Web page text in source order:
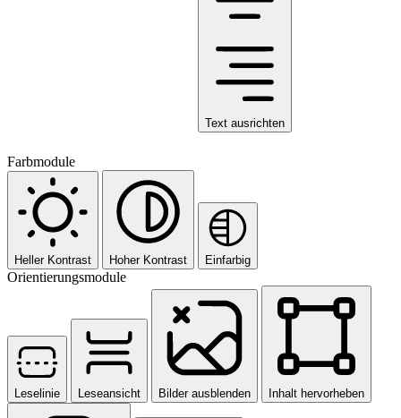
Text ausrichten
Farbmodule
Heller Kontrast Hoher Kontrast Einfarbig
Orientierungsmodule
Leselinie Leseansicht Bilder ausblenden Inhalt hervorheben